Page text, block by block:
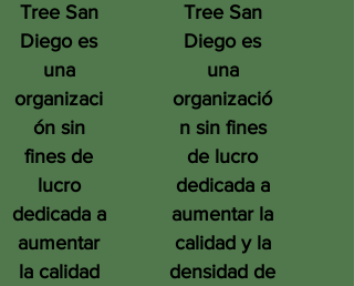
Tree San
Diego es
una
organizaci
ón sin
fines de
lucro
dedicada a
aumentar
la calidad
Tree San
Diego es
una
organizació
n sin fines
de lucro
dedicada a
aumentar la
calidad y la
densidad de